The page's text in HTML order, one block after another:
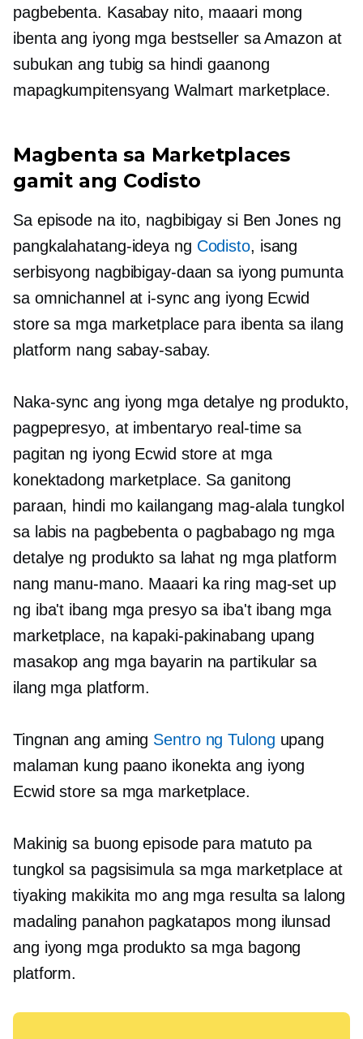
pagbebenta. Kasabay nito, maaari mong
ibenta ang iyong mga bestseller sa Amazon at
subukan ang tubig sa hindi gaanong
mapagkumpitensyang Walmart marketplace.
Magbenta sa Marketplaces
gamit ang Codisto
Sa episode na ito, nagbibigay si Ben Jones ng
pangkalahatang-ideya ng Codisto, isang
serbisyong nagbibigay-daan sa iyong pumunta
sa omnichannel at i-sync ang iyong Ecwid
store sa mga marketplace para ibenta sa ilang
platform nang sabay-sabay.
Naka-sync ang iyong mga detalye ng produkto,
pagpepresyo, at imbentaryo real-timesa
pagitan ng iyong Ecwid store at mga
konektadong marketplace. Sa ganitong
paraan, hindi mo kailangang mag-alala tungkol
sa labis na pagbebenta o pagbabago ng mga
detalye ng produkto sa lahat ng mga platform
nang manu-mano. Maaari ka ring mag-set up
ng iba't ibang mga presyo sa iba't ibang mga
marketplace, na kapaki-pakinabang upang
masakop ang mga bayarin na partikular sa
ilang mga platform.
Tingnan ang aming Sentro ng Tulong upang
malaman kung paano ikonekta ang iyong
Ecwid store sa mga marketplace.
Makinig sa buong episode para matuto pa
tungkol sa pagsisimula sa mga marketplace at
tiyaking makikita mo ang mga resulta sa lalong
madaling panahon pagkatapos mong ilunsad
ang iyong mga produkto sa mga bagong
platform.